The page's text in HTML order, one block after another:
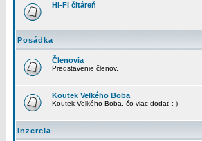
Hi-Fi čitáreň
Posádka
Členovia
Predstavenie členov.
Koutek Velkého Boba
Koutek Velkého Boba, čo viac dodať :-)
Inzercia